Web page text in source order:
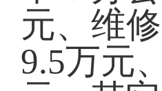
元、维
9.5万元